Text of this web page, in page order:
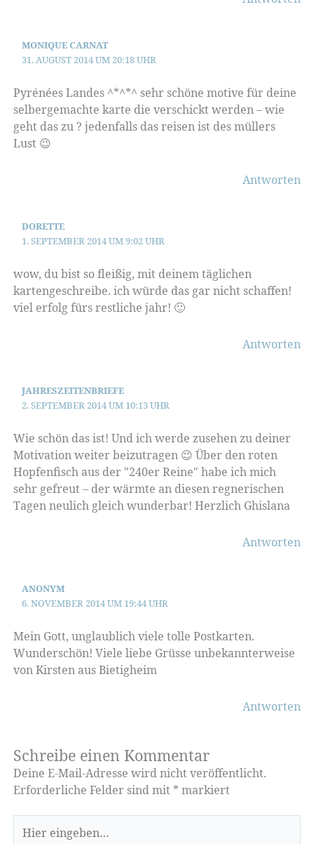
MONIQUE CARNAT
31. AUGUST 2014 UM 20:18 UHR
Pyrénées Landes ^*^*^ sehr schöne motive für deine
selbergemachte karte die verschickt werden – wie
geht das zu ? jedenfalls das reisen ist des müllers
Lust 😉
Antworten
DORETTE
1. SEPTEMBER 2014 UM 9:02 UHR
wow, du bist so fleißig, mit deinem täglichen
kartengeschreibe. ich würde das gar nicht schaffen!
viel erfolg fürs restliche jahr! 🙂
Antworten
JAHRESZEITENBRIEFE
2. SEPTEMBER 2014 UM 10:13 UHR
Wie schön das ist! Und ich werde zusehen zu deiner
Motivation weiter beizutragen 😉 Über den roten
Hopfenfisch aus der "240er Reine" habe ich mich
sehr gefreut – der wärmte an diesen regnerischen
Tagen neulich gleich wunderbar! Herzlich Ghislana
Antworten
ANONYM
6. NOVEMBER 2014 UM 19:44 UHR
Mein Gott, unglaublich viele tolle Postkarten.
Wunderschön! Viele liebe Grüsse unbekannterweise
von Kirsten aus Bietigheim
Antworten
Schreibe einen Kommentar
Deine E-Mail-Adresse wird nicht veröffentlicht.
Erforderliche Felder sind mit * markiert
eingeben…